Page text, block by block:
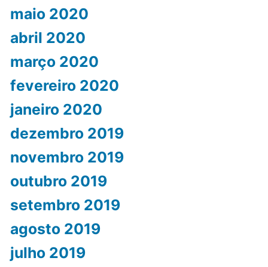
maio 2020
abril 2020
março 2020
fevereiro 2020
janeiro 2020
dezembro 2019
novembro 2019
outubro 2019
setembro 2019
agosto 2019
julho 2019